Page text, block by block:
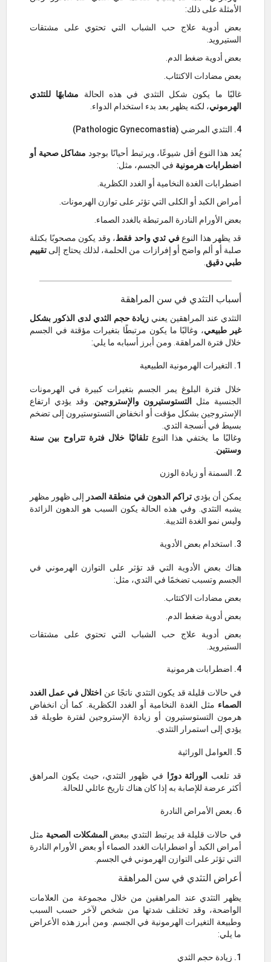
الأمثلة على ذلك:
بعض أدوية علاج حب الشباب التي تحتوي على مشتقات
الستيرويد.
بعض أدوية ضغط الدم.
بعض مضادات الاكتئاب.
غالبًا ما يكون شكل التثدي في هذه الحالة مشابهًا للتثدي
الهرموني، لكنه يظهر بعد بدء استخدام الدواء.
4. التثدي المرضي (Pathologic Gynecomastia)
يُعد هذا النوع أقل شيوعًا، ويرتبط أحيانًا بوجود مشاكل صحية أو
اضطرابات هرمونية في الجسم، مثل:
اضطرابات الغدة النخامية أو الغدد الكظرية.
أمراض الكبد أو الكلى التي تؤثر على توازن الهرمونات.
بعض الأورام النادرة المرتبطة بالغدد الصماء.
قد يظهر هذا النوعفي ثدي واحد فقط، وقد يكون مصحوبًا بكتلة
صلبة أو ألم واضح أو إفرازات من الحلمة، لذلك يحتاج إلى تقييم
طبي دقيق
أسباب التثدي في سن المراهقة
التثدي عند المراهقين يعني زيادة حجم الثدي لدى الذكور بشكل
غير طبيعي، وغالبًا ما يكون مرتبطًا بتغيرات مؤقتة في الجسم
خلال فترة المراهقة. ومن أبرز أسبابه ما يلي:
1. التغيرات الهرمونية الطبيعية
خلال فترة البلوغ يمر الجسم بتغيرات كبيرة في الهرمونات
الجنسية مثل
التستوستيرون والإستروجين . وقد يؤدي ارتفاع
الإستروجين بشكل مؤقت أو انخفاض التستوستيرون إلى تضخم
بسيط في أنسجة الثدي.
وغالبًا ما يختفي هذا النوعتلقائيًا خلال فترة تتراوح بين سنة
وسنتين
2. السمنة أو زيادة الوزن
يمكن أن يؤديتراكم الدهون في منطقة الصدر إلى ظهور مظهر
يشبه التثدي. وفي هذه الحالة يكون السبب هو الدهون الزائدة
وليس نمو الغدة الثديية.
3. استخدام بعض الأدوية
هناك بعض الأدوية التي قد تؤثر على التوازن الهرموني في
الجسم وتسبب تضخمًا في الثدي، مثل:
بعض مضادات الاكتئاب.
بعض أدوية ضغط الدم.
بعض أدوية علاج حب الشباب التي تحتوي على مشتقات
الستيرويد.
4. اضطرابات هرمونية
في حالات قليلة قد يكون التثدي ناتجًا عن اختلال في عمل الغدد
الصماء مثل الغدة النخامية أو الغدد الكظرية. كما أن انخفاض
هرمون التستوستيرون أو زيادة الإستروجين لفترة طويلة قد
يؤدي إلى استمرار التثدي.
5. العوامل الوراثية
قد تلعب الوراثة دورًا
في ظهور التثدي، حيث يكون المراهق
أكثر عرضة للإصابة به إذا كان هناك تاريخ عائلي للحالة.
6. بعض الأمراض النادرة
في حالات قليلة قد يرتبط التثدي ببعض المشكلات الصحية مثل
أمراض الكبد أو اضطرابات الغدد الصماء أو بعض الأورام النادرة
التي تؤثر على التوازن الهرموني في الجسم.
أعراض التثدي في سن المراهقة
يظهر التثدي عند المراهقين من خلال مجموعة من العلامات
الواضحة، وقد تختلف شدتها من شخص لآخر حسب السبب
وطبيعة التغيرات الهرمونية في الجسم. ومن أبرز هذه الأعراض
ما يلي:
1. زيادة حجم الثدي